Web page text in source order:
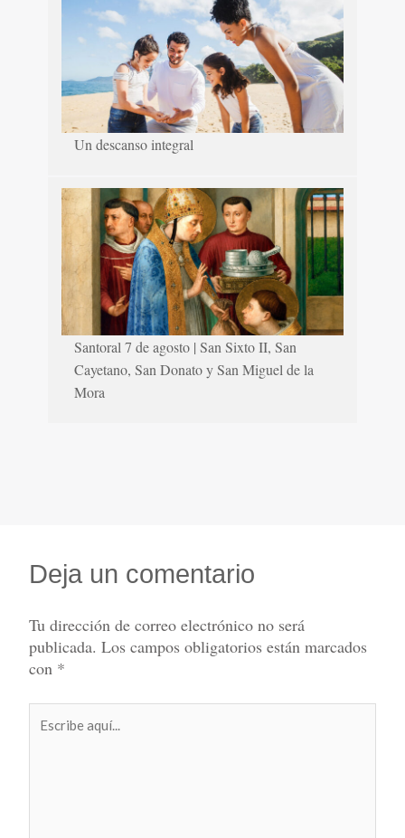
Un descanso integral
Santoral 7 de agosto | San Sixto II, San
Cayetano, San Donato y San Miguel de la
Mora
Deja un comentario
Tu dirección de correo electrónico no será
publicada. Los campos obligatorios están marcados
con *
aquí...